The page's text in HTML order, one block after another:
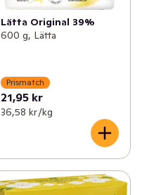
Lätta Original 39%
600 g, Lätta
Prismatch
21,95 kr
36,58 kr /kg